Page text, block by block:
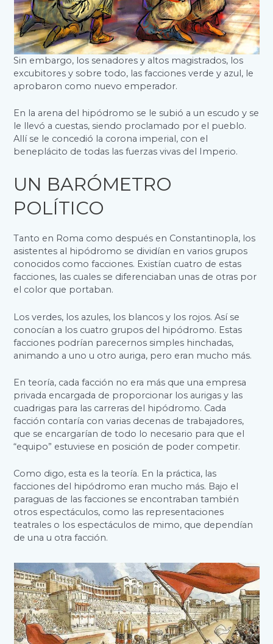
Sin embargo, los senadores y altos magistrados, los
excubitores y sobre todo, las facciones verde y azul, le
aprobaron como nuevo emperador.
En la arena del hipódromo se le subió a un escudo y se
le llevó a cuestas, siendo proclamado por el pueblo.
Allí se le concedió la corona imperial, con el
beneplácito de todas las fuerzas vivas del Imperio.
UN BARÓMETRO
POLÍTICO
Tanto en Roma como después en Constantinopla, los
asistentes al hipódromo se dividían en varios grupos
conocidos como facciones. Existían cuatro de estas
facciones, las cuales se diferenciaban unas de otras por
el color que portaban.
Los verdes, los azules, los blancos y los rojos. Así se
conocían a los cuatro grupos del hipódromo. Estas
facciones podrían parecernos simples hinchadas,
animando a uno u otro auriga, pero eran mucho más.
En teoría, cada facción no era más que una empresa
privada encargada de proporcionar los aurigas y las
cuadrigas para las carreras del hipódromo. Cada
facción contaría con varias decenas de trabajadores,
que se encargarían de todo lo necesario para que el
“equipo” estuviese en posición de poder competir.
Como digo, esta es la teoría. En la práctica, las
facciones del hipódromo eran mucho más. Bajo el
paraguas de las facciones se encontraban también
otros espectáculos, como las representaciones
teatrales o los espectáculos de mimo, que dependían
de una u otra facción.